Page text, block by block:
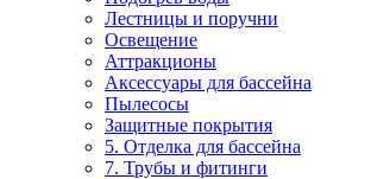
Лестницы и поручни
Освещение
Аттракционы
Аксессуары для бассейна
Пылесосы
Защитные покрытия
5. Отделка для бассейна
7. Трубы и фитинги